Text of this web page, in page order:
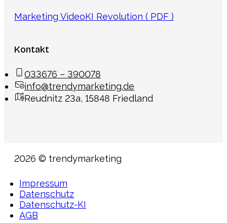
Marketing VideoKI Revolution ( PDF )
Kontakt
033676 – 390078
info@trendymarketing.de
Reudnitz 23a, 15848 Friedland
2026 © trendymarketing
Impressum
Datenschutz
Datenschutz-KI
AGB